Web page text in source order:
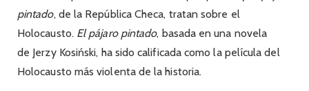
pintado, de la República Checa, tratan sobre el
Holocausto. El pájaro pintado, basada en una novela
de Jerzy Kosiński, ha sido calificada como la película del
Holocausto más violenta de la historia.